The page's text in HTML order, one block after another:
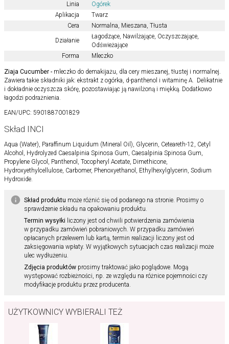
Linia
Ogórek
Aplikacja
Twarz
Cera
Normalna, Mieszana, Tłusta
Działanie
Łagodzące, Nawilżające, Oczyszczające,
Odświeżające
Forma
Mleczko
Ziaja Cucumber - mleczko do demakijażu, dla cery mieszanej, tłustej i normalnej.
Zawiera takie składniki jak: ekstrakt z ogórka, d-panthenol i witaminę A. Delikatnie
i dokładnie oczyszcza skórę, pozostawiając ją nawilżoną i miękką. Dodatkowo
łagodzi podrażnienia.
EAN/UPC: 5901887001829
Skład INCI
Aqua (Water), Paraffinum Liquidum (Mineral Oil), Glycerin, Ceteareth-12, Cetyl
Alcohol, Hydrolyzed Caesalpinia Spinosa Gum, Caesalpinia Spinosa Gum,
Propylene Glycol, Panthenol, Tocopheryl Acetate, Dimethicone,
Hydroxyethylcellulose, Carbomer, Phenoxyethanol, Ethylhexylglycerin, Sodium
Hydroxide.
Skład produktu może różnić się od podanego na stronie. Prosimy o
sprawdzenie składu na opakowaniu produktu.
Termin wysyłki liczony jest od chwili potwierdzenia zamówienia
w przypadku zamówień pobraniowych. W przypadku zamówień
opłacanych przelewem lub kartą, termin realizacji liczony jest od
zaksięgowania wpłaty. W wyjątkowych sytuacjach czas realizacji może
ulec wydłużeniu.
Zdjęcia produktówprosimy traktować jako poglądowe. Mogą
występować rozbieżności, np. ze względu na różnice pojemności czy
modyfikacje produktu przez producenta.
UŻYTKOWNICY WYBIERALI TEŻ